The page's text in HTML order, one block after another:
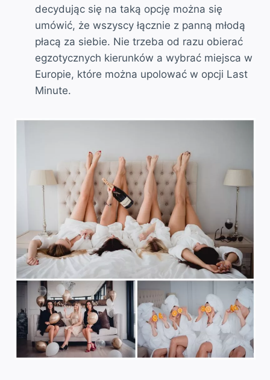
decydując się na taką opcję można się
umówić, że wszyscy łącznie z panną młodą
płacą za siebie. Nie trzeba od razu obierać
egzotycznych kierunków a wybrać miejsca w
Europie, które można upolować w opcji Last
Minute.